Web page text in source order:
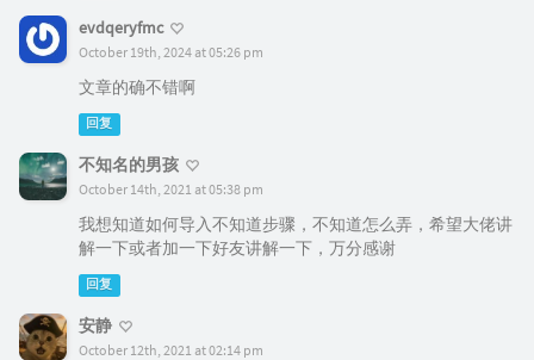
evdqeryfmc
October 19th, 2024 at 05:26 pm
文章的确不错啊
回复
不知名的男孩
October 14th, 2021 at 05:38 pm
我想知道如何导入不知道步骤，不知道怎么弄，希望大佬讲
解一下或者加一下好友讲解一下，万分感谢
回复
安静
October 12th, 2021 at 02:14 pm